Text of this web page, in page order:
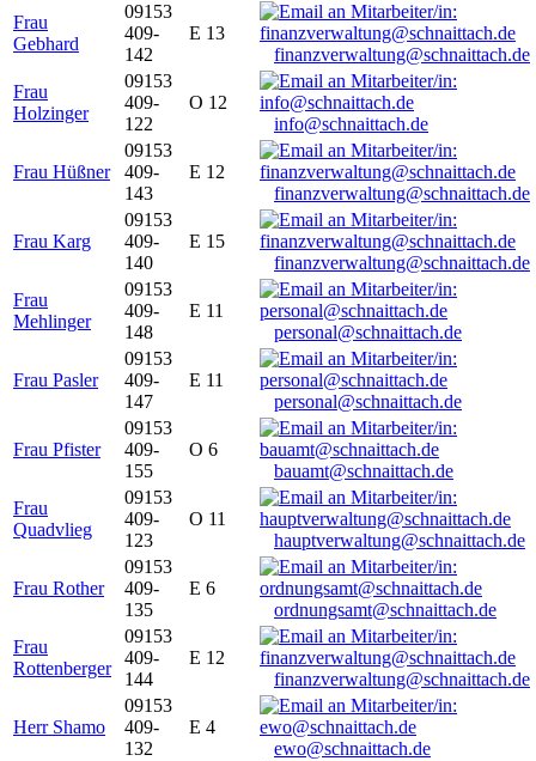
Frau
Gebhard
09153
409-
142
E 13
finanzverwaltung@schnaittach.de
Frau
Holzinger
09153
409-
122
O 12
info@schnaittach.de
Frau Hüßner
09153
409-
143
E 12
finanzverwaltung@schnaittach.de
Frau Karg
09153
409-
140
E 15
finanzverwaltung@schnaittach.de
Frau
Mehlinger
09153
409-
148
E 11
personal@schnaittach.de
Frau Pasler
09153
409-
147
E 11
personal@schnaittach.de
Frau Pfister
09153
409-
155
O 6
bauamt@schnaittach.de
Frau
Quadvlieg
09153
409-
123
O 11
hauptverwaltung@schnaittach.de
Frau Rother
09153
409-
135
E 6
ordnungsamt@schnaittach.de
Frau
Rottenberger
09153
409-
144
E 12
finanzverwaltung@schnaittach.de
Herr Shamo
09153
409-
132
E 4
ewo@schnaittach.de